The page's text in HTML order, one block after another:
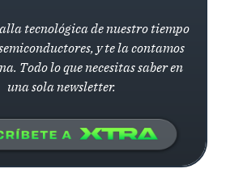
tecnológica de nuestro tiempo
y te la contamos
Todo lo que necesitas saber en
una sola newsletter.